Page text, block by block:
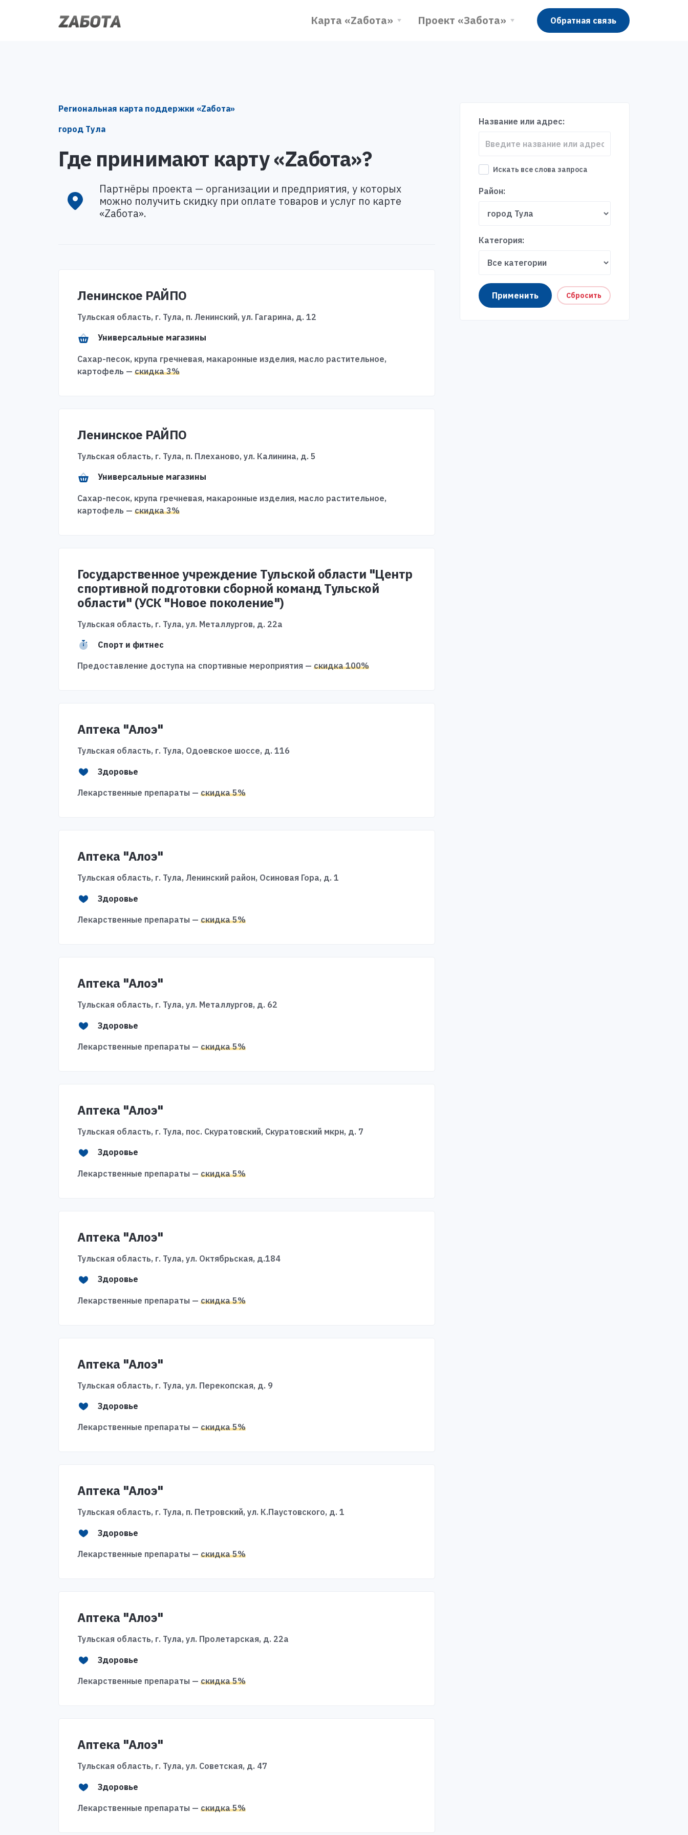
Обратная связь
Карта «Zабота» Проект «Забота»
Региональная карта поддержки «Zабота»
город Тула
Где принимают карту «Zабота»?
Партнёры проекта — организации и предприятия, у которых
можно получить скидку при оплате товаров и услуг по карте
«Zабота».
Ленинское РАЙПО
Тульская область, г. Тула, п. Ленинский, ул. Гагарина, д. 12
Универсальные магазины
Сахар-песок, крупа гречневая, макаронные изделия, масло растительное,
картофель — скидка 3%
Ленинское РАЙПО
Тульская область, г. Тула, п. Плеханово, ул. Калинина, д. 5
Универсальные магазины
Сахар-песок, крупа гречневая, макаронные изделия, масло растительное,
картофель — скидка 3%
Государственное учреждение Тульской области "Центр
спортивной подготовки сборной команд Тульской
области" (УСК "Новое поколение")
Тульская область, г. Тула, ул. Металлургов, д. 22а
Спорт и фитнес
Предоставление доступа на спортивные мероприятия — скидка 100%
Аптека "Алоэ"
Тульская область, г. Тула, Одоевское шоссе, д. 116
Здоровье
Лекарственные препараты — скидка 5%
Аптека "Алоэ"
Тульская область, г. Тула, Ленинский район, Осиновая Гора, д. 1
Здоровье
Лекарственные препараты — скидка 5%
Аптека "Алоэ"
Тульская область, г. Тула, ул. Металлургов, д. 62
Здоровье
Лекарственные препараты — скидка 5%
Аптека "Алоэ"
Тульская область, г. Тула, пос. Скуратовский, Скуратовский мкрн, д. 7
Здоровье
Лекарственные препараты — скидка 5%
Аптека "Алоэ"
Тульская область, г. Тула, ул. Октябрьская, д.184
Здоровье
Лекарственные препараты — скидка 5%
Аптека "Алоэ"
Тульская область, г. Тула, ул. Перекопская, д. 9
Здоровье
Лекарственные препараты — скидка 5%
Аптека "Алоэ"
Тульская область, г. Тула, п. Петровский, ул. К.Паустовского, д. 1
Здоровье
Лекарственные препараты — скидка 5%
Аптека "Алоэ"
Тульская область, г. Тула, ул. Пролетарская, д. 22а
Здоровье
Лекарственные препараты — скидка 5%
Аптека "Алоэ"
Тульская область, г. Тула, ул. Советская, д. 47
Здоровье
Лекарственные препараты — скидка 5%
Название или адрес:
Искать все слова запроса
Район:
Категория:
Применить Сбросить